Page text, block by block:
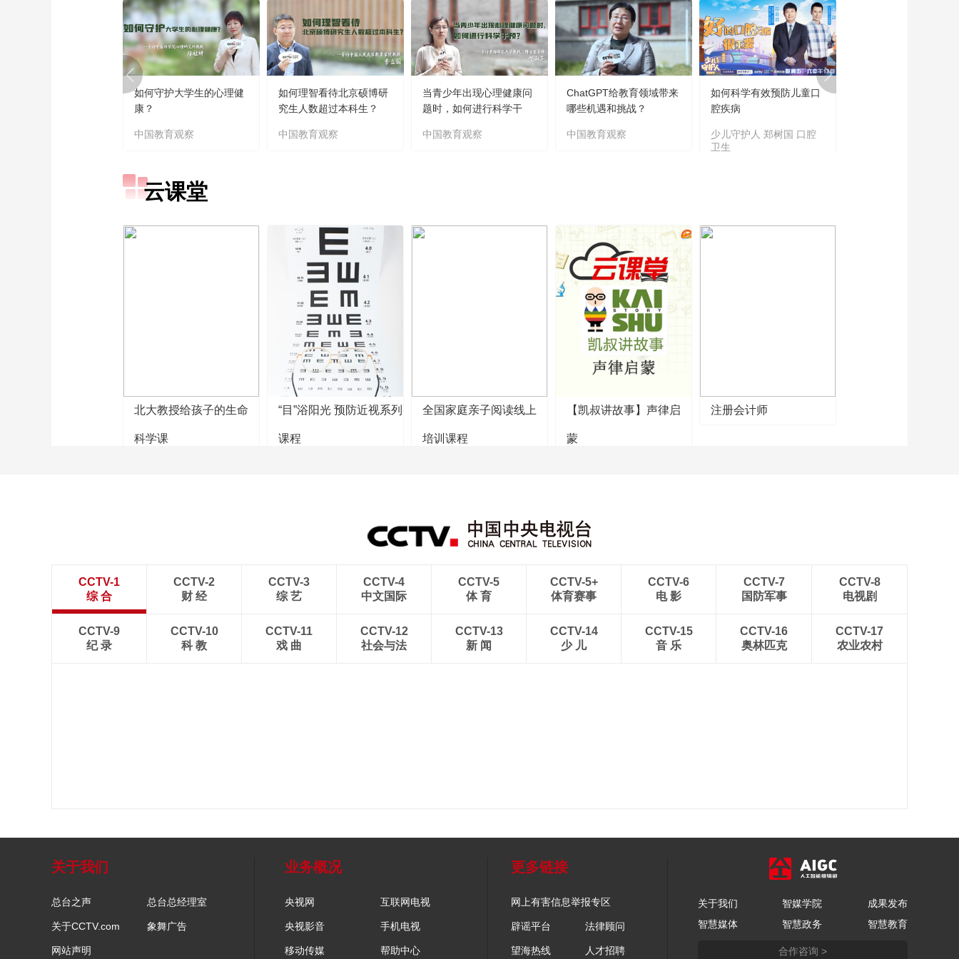
如何守护大学生的心理健
康？
中国教育观察
如何理智看待北京硕博研
究生人数超过本科生？
中国教育观察
当青少年出现心理健康问
题时，如何进行科学干
中国教育观察
ChatGPT给教育领域带来
哪些机遇和挑战？
中国教育观察
如何科学有效预防儿童口
腔疾病
少儿守护人 郑树国 口腔
卫生
云课堂
北大教授给孩子的生命
科学课
“目”浴阳光 预防近视系列
课程
全国家庭亲子阅读线上
培训课程
【凯叔讲故事】声律启
蒙
注册会计师
CCTV-1
综 合
CCTV-2
财 经
CCTV-3
综 艺
CCTV-4
中文国际
CCTV-5
体 育
CCTV-5+
体育赛事
CCTV-6
电 影
CCTV-7
国防军事
CCTV-8
电视剧
CCTV-9
纪 录
CCTV-10
科 教
CCTV-11
戏 曲
CCTV-12
社会与法
CCTV-13
新 闻
CCTV-14
少 儿
CCTV-15
音 乐
CCTV-16
奥林匹克
CCTV-17
农业农村
关于我们
总台之声 总台总经理室
关于CCTV.com 象舞广告
网站声明
业务概况
央视网 互联网电视
央视影音 手机电视
移动传媒 帮助中心
更多链接
网上有害信息举报专区
辟谣平台 法律顾问
望海热线 人才招聘
关于我们 智媒学院
成果发布
智慧媒体
智慧政务 智慧教育
合作咨询 >